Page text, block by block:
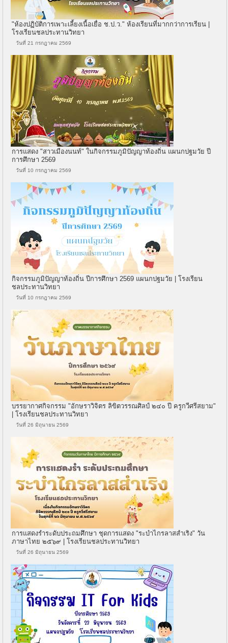
"ห้องปฏิบัติการเพาะเลี้ยงเนื้อเยื่อ ช.ป.ว." ห้องเรียนที่มากกว่าการเรียน |
โรงเรียนชลประทานวิทยา
วันที่ 21 กรกฎาคม 2569
การแสดง "สาวเมืองนนท์" ในกิจกรรมภูมิปัญญาท้องถิ่น แผนกปฐมวัย ปี
การศึกษา 2569
วันที่ 10 กรกฎาคม 2569
กิจกรรมภูมิปัญญาท้องถิ่น ปีการศึกษา 2569 แผนกปฐมวัย | โรงเรียน
ชลประทานวิทยา
วันที่ 10 กรกฎาคม 2569
บรรยากาศกิจกรรม "อักษราวิจิตร ลิขิตวรรณศิลป์ ๒๔๐ ปี ครูกวีศรีสยาม"
| โรงเรียนชลประทานวิทยา
วันที่ 26 มิถุนายน 2569
การแสดงรำระดับประถมศึกษา ชุดการแสดง "ระบำไกรลาสสำเริง" วัน
ภาษาไทย ๒๕๖๙ | โรงเรียนชลประทานวิทยา
วันที่ 26 มิถุนายน 2569